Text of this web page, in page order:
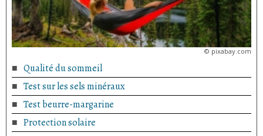
© pixabay.com
Qualité du sommeil
Test sur les sels minéraux
Test beurre-margarine
Protection solaire